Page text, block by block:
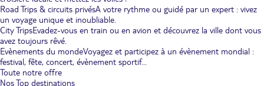
Road Trips & circuits privésA votre rythme ou guidé par un expert : vivez
un voyage unique et inoubliable.
City TripsEvadez-vous en train ou en avion et découvrez la ville dont vous
avez toujours rêvé.
Evènements du mondeVoyagez et participez à un évènement mondial :
festival, fête, concert, évènement sportif...
Toute notre offre
Nos Top destinations